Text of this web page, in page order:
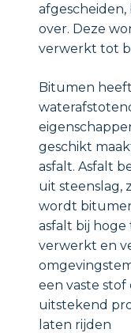
over. Deze
verwerkt tot
Bitumen
geschikt
asfalt. Asfalt
uit steenslag,
wordt
asfalt bij
verwerkt en
een vaste stof
uitstekend
laten rijden